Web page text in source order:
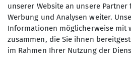
Hüttenwirt*in: Arthur
unserer Website an unsere
Werbung und Analysen weiter.
Informationen möglicherweise mit
zusammen, die Sie ihnen
im Rahmen Ihrer Nutzung der